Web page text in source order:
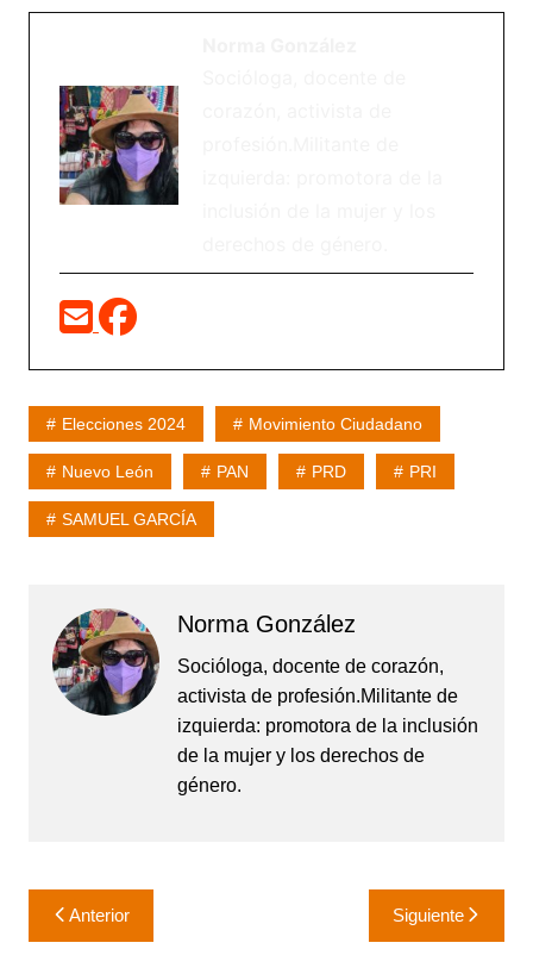
Elecciones 2024 Movimiento Ciudadano
Nuevo León PAN PRD PRI
SAMUEL GARCÍA
Norma González
Socióloga, docente de corazón,
activista de profesión.Militante de
izquierda: promotora de la inclusión
de la mujer y los derechos de
género.
Navegación
de
Anterior Siguiente